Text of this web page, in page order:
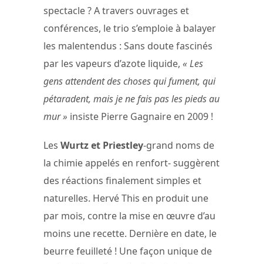
spectacle ? A travers ouvrages et
conférences, le trio s’emploie à balayer
les malentendus : Sans doute fascinés
par les vapeurs d’azote liquide, « Les
gens attendent des choses qui fument, qui
pétaradent, mais je ne fais pas les pieds au
mur » insiste Pierre Gagnaire en 2009 !
Les Wurtz et Priestley-grand noms de
la chimie appelés en renfort- suggèrent
des réactions finalement simples et
naturelles. Hervé This en produit une
par mois, contre la mise en œuvre d’au
moins une recette. Dernière en date, le
beurre feuilleté ! Une façon unique de